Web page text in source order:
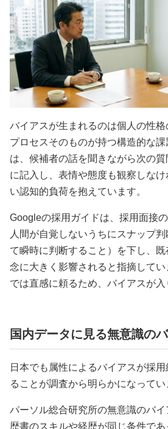
バイアスが生まれるのは個人の性
プロセスそのものが持つ構造的な
は、候補者の話を聞きながら次の
に記入し、表情や態度も観察しな
い認知的負荷を抱えています。
Googleの採用ガイドは、採用面接
人間が自覚しないうちにスナップ
て瞬時に判断すること）を下し、
念に大きく影響されると指摘して
では直感に頼るため、バイアスが入
国内データに見る無意識の
日本でも属性によるバイアスが採
ることが調査から明らかになってい
パーソル総合研究所の無意識のバ
歴書のスキルや経歴が同じ条件で